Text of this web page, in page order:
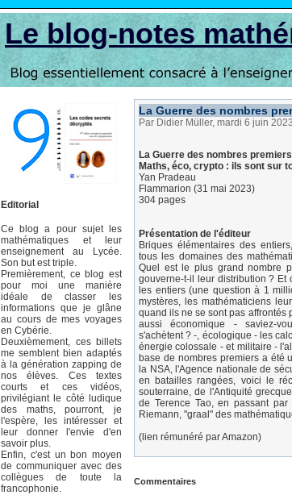
Le blog-notes
Editorial
Ce blog a pour sujet les
mathématiques et leur
enseignement au Lycée.
Son but est triple.
Premièrement, ce blog est
pour moi une manière
idéale de classer les
informations que je glâne
au cours de mes voyages
en Cybérie.
Deuxièmement, ces billets
me semblent bien adaptés
à la génération zapping de
nos élèves. Ces textes
courts et ces vidéos,
privilégiant le côté ludique
des maths, pourront, je
l'espère, les intéresser et
leur donner l'envie d'en
savoir plus.
Enfin, c'est un bon moyen
de communiquer avec des
collègues de toute la
francophonie.
La Guerre des nombres
Par Didier Müller, mardi 6 juin
La Guerre des nombres premiers
Maths, éco, crypto : ils sont sur
Yan Pradeau
Flammarion (31 mai 2023)
304 pages
Présentation de l'éditeur
Briques élémentaires des
tous les domaines des
Quel est le plus grand nombre
gouverne-t-il leur distribution ? Et
les entiers (une question à 1
mystères, les mathématiciens
quand ils ne se sont pas affrontés
aussi économique - saviez-
s'achètent ? -, écologique - les
énergie colossale - et militaire -
base de nombres premiers a été
la NSA, l'Agence nationale de
en batailles rangées, voici le
souterraine, de l'Antiquité
de Terence Tao, en passant
Riemann, "graal" des
(lien rémunéré par Amazon)
Commentaires